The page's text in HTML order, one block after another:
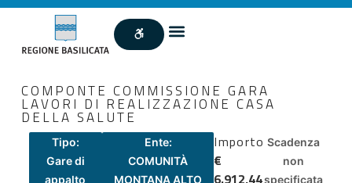
COMPONTE COMMISSIONE GARA
LAVORI DI REALIZZAZIONE CASA
DELLA SALUTE
Tipo:
Gare di
appalto
Ente:
COMUNITÀ
MONTANA ALTO
Importo
€
6.912,44
Scadenza
non
specificata